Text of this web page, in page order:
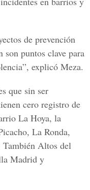
de prevención
puntos clave para
explicó Meza.
que sin ser
cero registro de
La Hoya, la
La Ronda,
Altos del
Madrid y